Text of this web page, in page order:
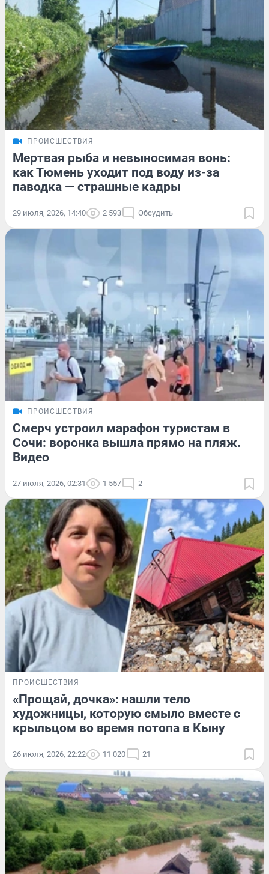
ПРОИСШЕСТВИЯ
Мертвая рыба и невыносимая вонь:
как Тюмень уходит под воду из-за
паводка — страшные кадры
29 июля, 2026, 14:40 2 593 Обсудить
ПРОИСШЕСТВИЯ
Смерч устроил марафон туристам в
Сочи: воронка вышла прямо на пляж.
Видео
27 июля, 2026, 02:31 1 557 2
ПРОИСШЕСТВИЯ
«Прощай, дочка»: нашли тело
художницы, которую смыло вместе с
крыльцом во время потопа в Кыну
26 июля, 2026, 22:22 11 020 21